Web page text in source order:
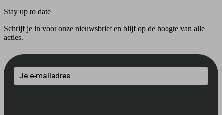
Stay up to date
Schrijf je in voor onze nieuwsbrief en blijf op de hoogte van alle
acties.